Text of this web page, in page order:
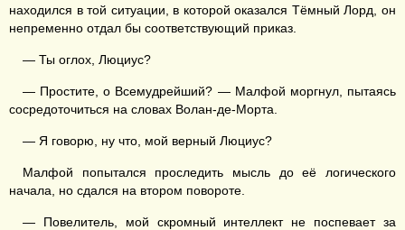
находился в той ситуации, в которой оказался Тёмный Лорд, он
непременно отдал бы соответствующий приказ.
— Ты оглох, Люциус?
— Простите, о Всемудрейший? — Малфой моргнул, пытаясь
сосредоточиться на словах Волан-де-Морта.
— Я говорю, ну что, мой верный Люциус?
Малфой попытался проследить мысль до её логического
начала, но сдался на втором повороте.
— Повелитель, мой скромный интеллект не поспевает за